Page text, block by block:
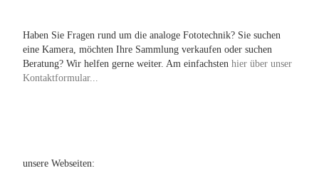
Haben Sie Fragen rund um die analoge Fototechnik? Sie suchen
eine Kamera, möchten Ihre Sammlung verkaufen oder suchen
Beratung? Wir helfen gerne weiter. Am einfachsten hier über unser
Kontaktformular...
unsere Webseiten: